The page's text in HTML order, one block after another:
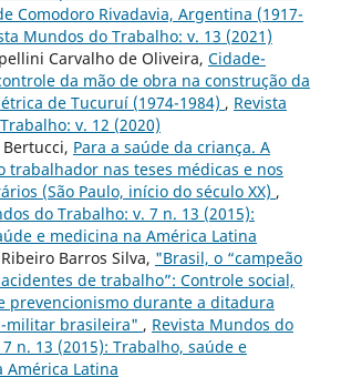
Comodoro Rivadavia, Argentina (1917-
Mundos do Trabalho: v. 13 (2021)
Carvalho de Oliveira, Cidade-
da mão de obra na construção da
de Tucuruí (1974-1984) , Revista
v. 12 (2020)
Para a saúde da criança. A
trabalhador nas teses médicas e nos
(São Paulo, início do século XX) ,
do Trabalho: v. 7 n. 13 (2015):
e medicina na América Latina
Barros Silva, "Brasil, o “campeão
de trabalho”: Controle social,
prevencionismo durante a ditadura
militar brasileira" , Revista Mundos do
n. 13 (2015): Trabalho, saúde e
América Latina